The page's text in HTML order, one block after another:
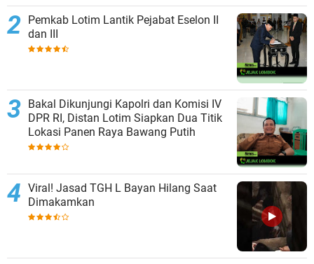
Pemkab Lotim Lantik Pejabat Eselon II
dan III
Bakal Dikunjungi Kapolri dan Komisi IV
DPR RI, Distan Lotim Siapkan Dua Titik
Lokasi Panen Raya Bawang Putih
Viral! Jasad TGH L Bayan Hilang Saat
Dimakamkan